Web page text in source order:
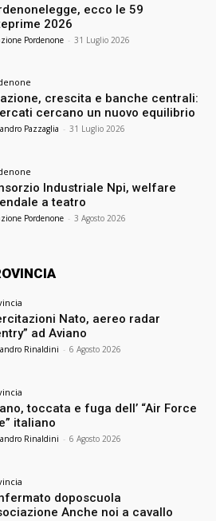
ecco le 59
2026
Pordenone - 31 Luglio 2026
crescita e banche centrali:
cercano un nuovo equilibrio
Pazzaglia - 31 Luglio 2026
Industriale Npi, welfare
a teatro
Pordenone - 3 Agosto 2026
Nato, aereo radar
ad Aviano
Rinaldini - 6 Agosto 2026
toccata e fuga dell’ “Air Force
italiano
Rinaldini - 6 Agosto 2026
doposcuola
Anche noi a cavallo